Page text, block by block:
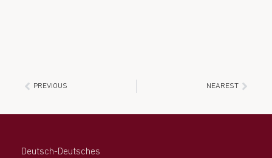
PREVIOUS NEAREST
Deutsch-Deutsches